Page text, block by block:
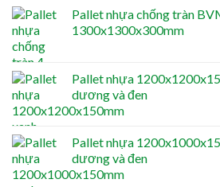
Pallet nhựa chống tràn
1300x1300x300mm
Pallet nhựa
dương và đen
Pallet nhựa
dương và đen